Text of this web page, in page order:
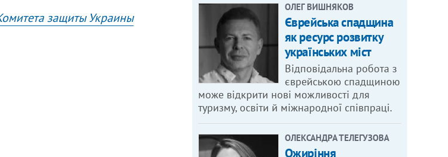
защиты Украины
ОЛЕГ ВИШНЯКОВ
Єврейська спадщина
як ресурс розвитку
українських міст
Відповідальна робота з
єврейською спадщиною
може відкрити нові можливості для
туризму, освіти й міжнародної співпраці.
ОЛЕКСАНДРА ТЕЛЕГУЗОВА
Ожиріння